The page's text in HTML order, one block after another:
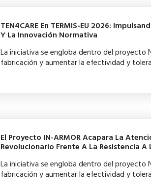
TEN4CARE En TERMIS-EU 2026:
Y La Innovación Normativa
La iniciativa se engloba dentro del
fabricación y aumentar la efectividad y
El Proyecto IN-ARMOR Acapara La
Revolucionario Frente A La Resistencia
La iniciativa se engloba dentro del
fabricación y aumentar la efectividad y